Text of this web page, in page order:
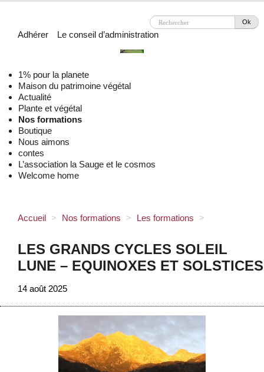
Ok
Adhérer Le conseil d’administration
1% pour la planete
Maison du patrimoine végétal
Actualité
Plante et végétal
Nos formations
Boutique
Nous aimons
contes
L’association la Sauge et le cosmos
Welcome home
Accueil > Nos formations > Les formations >
LES GRANDS CYCLES SOLEIL
LUNE – EQUINOXES ET SOLSTICES
14 août 2025